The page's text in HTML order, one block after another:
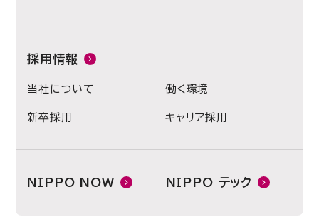
採用情報
当社について 働く環境
新卒採用 キャリア採用
NIPPO NOW NIPPO テック